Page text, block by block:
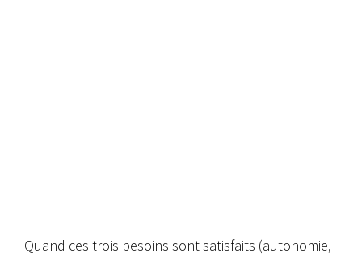
Quand ces trois besoins sont satisfaits (autonomie,